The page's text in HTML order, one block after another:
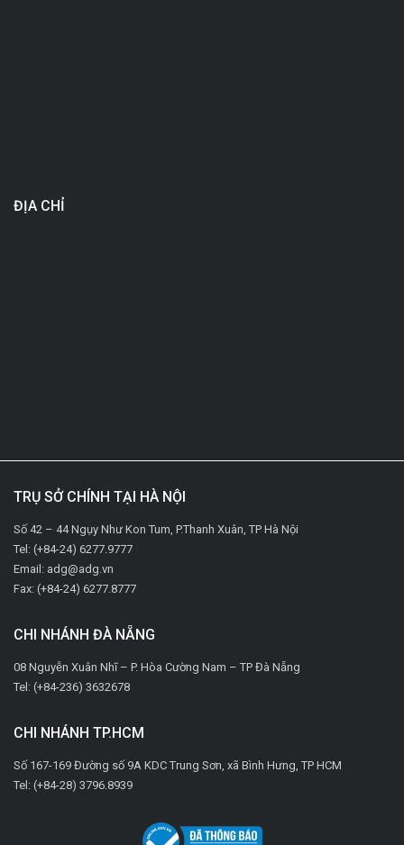
ĐỊA CHỈ
TRỤ SỞ CHÍNH TẠI HÀ NỘI
Số 42 – 44 Ngụy Như Kon Tum, P.Thanh Xuân, TP Hà Nội
Tel: (+84-24) 6277.9777
Email: adg@adg.vn
Fax: (+84-24) 6277.8777
CHI NHÁNH ĐÀ NẴNG
08 Nguyễn Xuân Nhĩ – P. Hòa Cường Nam – TP Đà Nẵng
Tel: (+84-236) 3632678
CHI NHÁNH TP.HCM
Số 167-169 Đường số 9A KDC Trung Sơn, xã Bình Hưng, TP HCM
Tel: (+84-28) 3796.8939